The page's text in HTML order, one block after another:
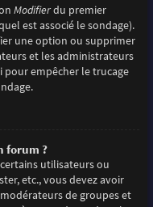
Modifierdu premier
est associé le sondage).
une option ou supprimer
et les administrateurs
pour empêcher le trucage
forum ?
utilisateurs ou
etc., vous devez avoir
de groupes et